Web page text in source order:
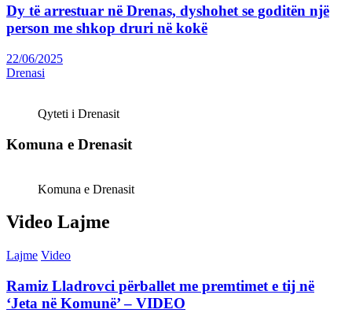
Dy të arrestuar në Drenas, dyshohet se goditën një
person me shkop druri në kokë
22/06/2025
Drenasi
Qyteti i Drenasit
Komuna e Drenasit
Komuna e Drenasit
Video Lajme
Lajme Video
Ramiz Lladrovci përballet me premtimet e tij në
‘Jeta në Komunë’ – VIDEO